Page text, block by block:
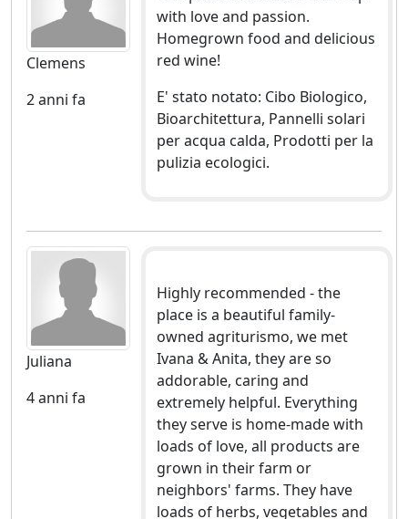
Clemens
2 anni fa
with love and passion.
Homegrown food and delicious
red wine!
E' stato notato: Cibo Biologico,
Bioarchitettura, Pannelli solari
per acqua calda, Prodotti per la
pulizia ecologici.
Juliana
4 anni fa
Highly recommended - the
place is a beautiful family-
owned agriturismo, we met
Ivana & Anita, they are so
addorable, caring and
extremely helpful. Everything
they serve is home-made with
loads of love, all products are
grown in their farm or
neighbors' farms. They have
loads of herbs, vegetables and